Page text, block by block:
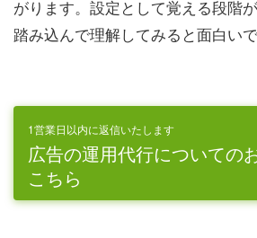
がります。設定として覚える段階
踏み込んで理解してみると面白い
1営業日以内に返信いたします
広告の運用代行についての
こちら